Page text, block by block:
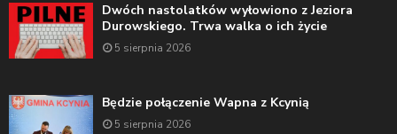
Dwóch nastolatków wyłowiono z Jeziora
Durowskiego. Trwa walka o ich życie
5 sierpnia 2026
Będzie połączenie Wapna z Kcynią
5 sierpnia 2026